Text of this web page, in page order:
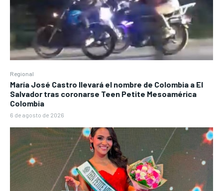
Regional
María José Castro llevará el nombre de Colombia a El
Salvador tras coronarse Teen Petite Mesoamérica
Colombia
6 de agosto de 2026